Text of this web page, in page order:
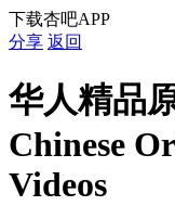
下载杏吧APP
分享 返回
华人精品
Chinese
Videos